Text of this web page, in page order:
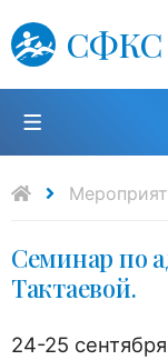
СФКС
Поиск:
Семинар по
Тактаевой.
24-25